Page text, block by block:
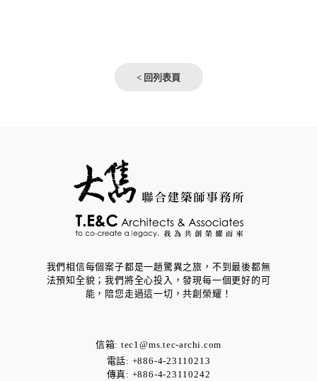
< 回列表頁
我們相信每個案子都是一趟驚異之旅，不到最後都無
法預知全貌；我們將全心投入，發現每一個更好的可
能，​陪您走過這一切，共創榮耀！
信箱: tec1@ms.tec-archi.com
電話: +886-4-23110213
傳真: +886-4-23110242